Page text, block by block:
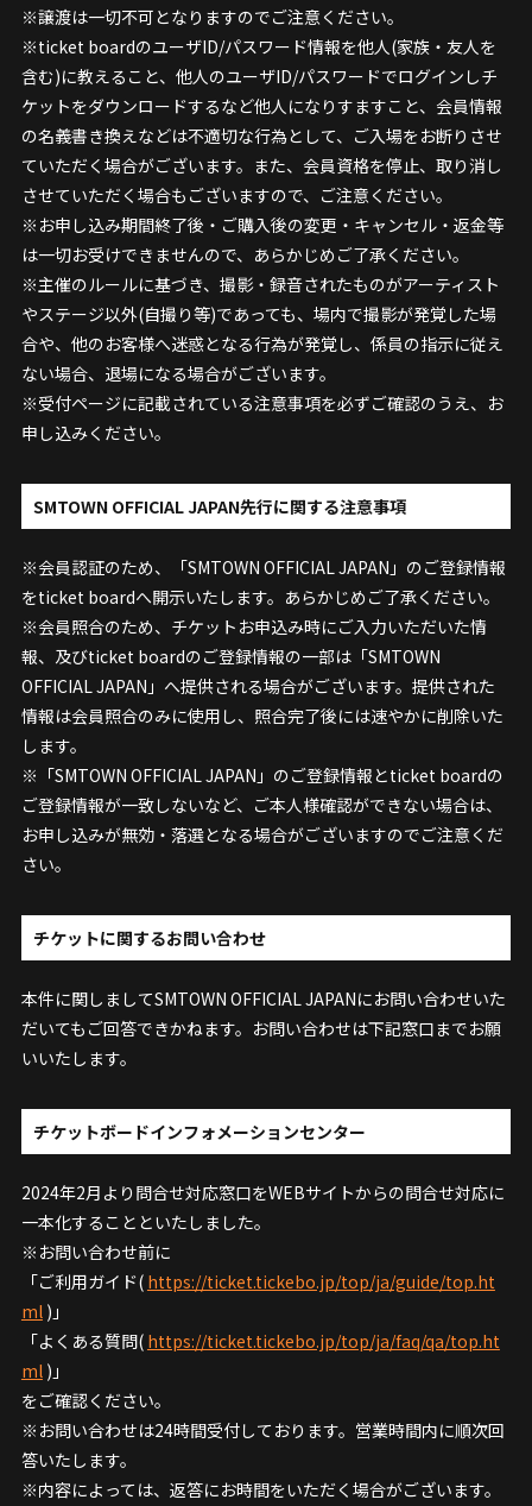
※譲渡は一切不可となりますのでご注意ください。
※ticket boardのユーザID/パスワード情報を他人(家族・友人を
含む)に教えること、他人のユーザID/パスワードでログインしチ
ケットをダウンロードするなど他人になりすますこと、会員情報
の名義書き換えなどは不適切な行為として、ご入場をお断りさせ
ていただく場合がございます。また、会員資格を停止、取り消し
させていただく場合もございますので、ご注意ください。
※お申し込み期間終了後・ご購入後の変更・キャンセル・返金等
は一切お受けできませんので、あらかじめご了承ください。
※主催のルールに基づき、撮影・録音されたものがアーティスト
やステージ以外(自撮り等)であっても、場内で撮影が発覚した場
合や、他のお客様へ迷惑となる行為が発覚し、係員の指示に従え
ない場合、退場になる場合がございます。
※受付ページに記載されている注意事項を必ずご確認のうえ、お
申し込みください。
SMTOWN OFFICIAL JAPAN先行に関する注意事項
※会員認証のため、「SMTOWN OFFICIAL JAPAN」のご登録情報
をticket boardへ開示いたします。あらかじめご了承ください。
※会員照合のため、チケットお申込み時にご入力いただいた情
報、及びticket boardのご登録情報の一部は「SMTOWN
OFFICIAL JAPAN」へ提供される場合がございます。提供された
情報は会員照合のみに使用し、照合完了後には速やかに削除いた
します。
※「SMTOWN OFFICIAL JAPAN」のご登録情報とticket boardの
ご登録情報が一致しないなど、ご本人様確認ができない場合は、
お申し込みが無効・落選となる場合がございますのでご注意くだ
さい。
チケットに関するお問い合わせ
本件に関しましてSMTOWN OFFICIAL JAPANにお問い合わせいた
だいてもご回答できかねます。お問い合わせは下記窓口までお願
いいたします。
チケットボードインフォメーションセンター
2024年2月より問合せ対応窓口をWEBサイトからの問合せ対応に
一本化することといたしました。
※お問い合わせ前に
「ご利用ガイド( https://ticket.tickebo.jp/top/ja/guide/top.ht
ml)」
「よくある質問( https://ticket.tickebo.jp/top/ja/faq/qa/top.ht
ml)」
をご確認ください。
※お問い合わせは24時間受付しております。営業時間内に順次回
答いたします。
※内容によっては、返答にお時間をいただく場合がございます。